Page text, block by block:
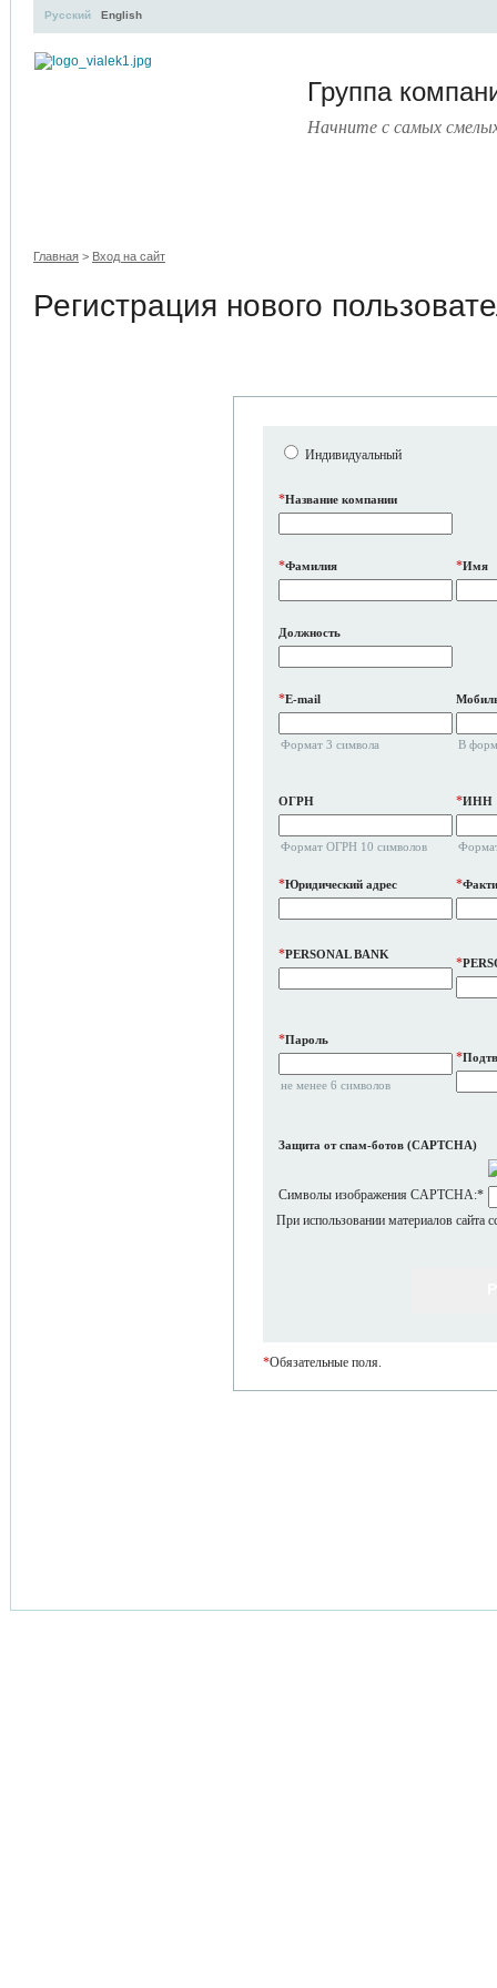
Группа
Начните с самых
Русский English
Главная > Вход на сайт
Регистрация нового
Индивидуальный
*Название компании
*Фамилия *Имя
Должность
*E-mail
Формат 3 символа В
ОГРН
Формат ОГРН 10 символов
*ИНН
*Юридический адрес *
*PERSONAL BANK
*
*Пароль
не менее 6 символов
*
Защита от спам-ботов (CAPTCHA)
Символы изображения CAPTCHA:*
При использовании материалов сайта
*Обязательные поля.